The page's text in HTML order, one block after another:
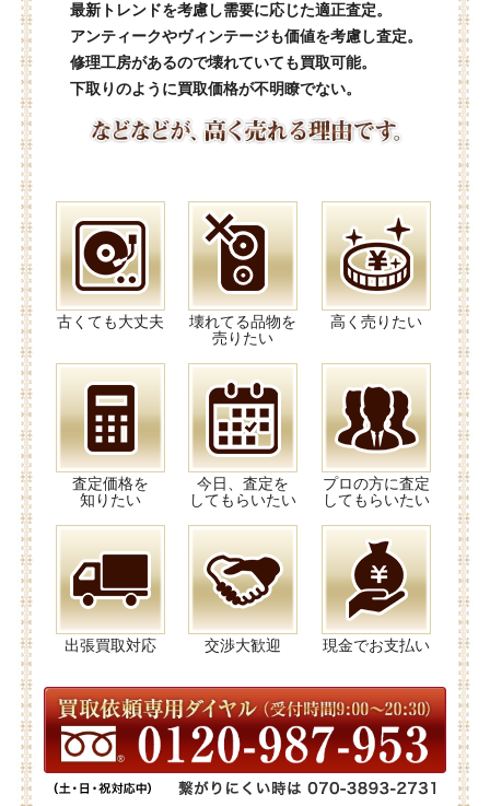
最新トレンドを考慮し需要に応じた適正査定。
アンティークやヴィンテージも価値を考慮し査定。
修理工房があるので壊れていても買取可能。
下取りのように買取価格が不明瞭でない。
古くても大丈夫
壊れてる品物を
売りたい
高く売りたい
査定価格を
知りたい
今日、査定を
してもらいたい
プロの方に査定
してもらいたい
出張買取対応 交渉大歓迎 現金でお支払い